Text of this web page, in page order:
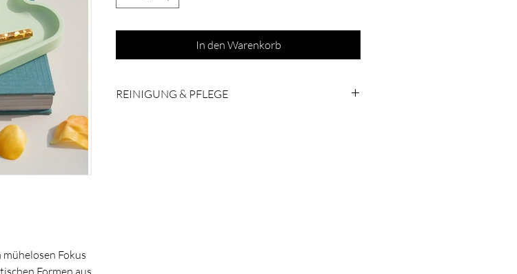
Fokus
Formen aus
In den Warenkorb
REINIGUNG & PFLEGE